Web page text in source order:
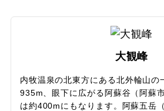
目である立野火口瀬から熊本平野が
良ければ、遠く金峰山の奥に広がる
長崎県・島原半島の雲仙普賢岳まで
に絶景が広がるビュースポットです。
大観峰
内牧温泉の北東方にある北外輪山の
935m、眼下に広がる阿蘇谷（阿蘇
は約400mにもなります。阿蘇五岳
17 18 19 20
27
31
スポーツ観戦